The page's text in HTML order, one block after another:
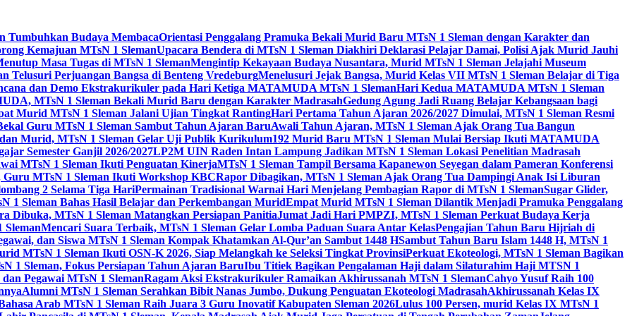
Tumbuhkan Budaya MembacaOrientasi Penggalang Pramuka Bekali Murid Baru MTsN 1 Sleman dengan Karakter dan
Kemajuan MTsN 1 SlemanUpacara Bendera di MTsN 1 Sleman Diakhiri Deklarasi Pelajar Damai, Polisi Ajak Murid Jauhi
Masa Tugas di MTsN 1 SlemanMengintip Kekayaan Budaya Nusantara, Murid MTsN 1 Sleman Jelajahi Museum
Telusuri Perjuangan Bangsa di Benteng VredeburgMenelusuri Jejak Bangsa, Murid Kelas VII MTsN 1 Sleman Belajar di Tiga
dan Demo Ekstrakurikuler pada Hari Ketiga MATAMUDA MTsN 1 SlemanHari Kedua MATAMUDA MTsN 1 Sleman
MTsN 1 Sleman Bekali Murid Baru dengan Karakter MadrasahGedung Agung Jadi Ruang Belajar Kebangsaan bagi
Murid MTsN 1 Sleman Jalani Ujian Tingkat RantingHari Pertama Tahun Ajaran 2026/2027 Dimulai, MTsN 1 Sleman Resmi
Guru MTsN 1 Sleman Sambut Tahun Ajaran BaruAwali Tahun Ajaran, MTsN 1 Sleman Ajak Orang Tua Bangun
Murid, MTsN 1 Sleman Gelar Uji Publik Kurikulum192 Murid Baru MTsN 1 Sleman Mulai Bersiap Ikuti MATAMUDA
Semester Ganjil 2026/2027LP2M UIN Raden Intan Lampung Jadikan MTsN 1 Sleman Lokasi Penelitian Madrasah
MTsN 1 Sleman Ikuti Penguatan KinerjaMTsN 1 Sleman Tampil Bersama Kapanewon Seyegan dalam Pameran Konferensi
MTsN 1 Sleman Ikuti Workshop KBCRapor Dibagikan, MTsN 1 Sleman Ajak Orang Tua Dampingi Anak Isi Liburan
2 Selama Tiga HariPermainan Tradisional Warnai Hari Menjelang Pembagian Rapor di MTsN 1 SlemanSugar Glider,
1 Sleman Bahas Hasil Belajar dan Perkembangan MuridEmpat Murid MTsN 1 Sleman Dilantik Menjadi Pramuka Penggalang
Dibuka, MTsN 1 Sleman Matangkan Persiapan PanitiaJumat Jadi Hari PMPZI, MTsN 1 Sleman Perkuat Budaya Kerja
SlemanMencari Suara Terbaik, MTsN 1 Sleman Gelar Lomba Paduan Suara Antar KelasPengajian Tahun Baru Hijriah di
dan Siswa MTsN 1 Sleman Kompak Khatamkan Al-Qur’an Sambut 1448 HSambut Tahun Baru Islam 1448 H, MTsN 1
MTsN 1 Sleman Ikuti OSN-K 2026, Siap Melangkah ke Seleksi Tingkat ProvinsiPerkuat Ekoteologi, MTsN 1 Sleman Bagikan
1 Sleman, Fokus Persiapan Tahun Ajaran BaruIbu Titiek Bagikan Pengalaman Haji dalam Silaturahim Haji MTSN 1
Pegawai MTsN 1 SlemanRagam Aksi Ekstrakurikuler Ramaikan Akhirussanah MTsN 1 SlemanCahyo Yusuf Raih 100
Alumni MTsN 1 Sleman Serahkan Bibit Nanas Jumbo, Dukung Penguatan Ekoteologi MadrasahAkhirussanah Kelas IX
Arab MTsN 1 Sleman Raih Juara 3 Guru Inovatif Kabupaten Sleman 2026Lulus 100 Persen, murid Kelas IX MTsN 1